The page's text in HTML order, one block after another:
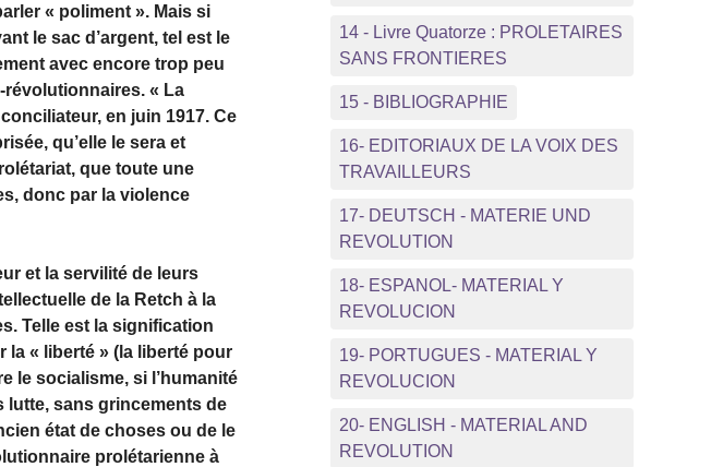
« poliment ». Mais si
le sac d’argent, tel est le
avec encore trop peu
révolutionnaires. « La
en juin 1917. Ce
qu’elle le sera et
que toute une
donc par la violence
et la servilité de leurs
de la Retch à la
Telle est la signification
« liberté » (la liberté pour
le socialisme, si l’humanité
lutte, sans grincements de
état de choses ou de le
prolétarienne à
14 - Livre Quatorze : PROLETAIRES
SANS FRONTIERES
15 - BIBLIOGRAPHIE
16- EDITORIAUX DE LA VOIX DES
TRAVAILLEURS
17- DEUTSCH - MATERIE UND
REVOLUTION
18- ESPANOL- MATERIAL Y
REVOLUCION
19- PORTUGUES - MATERIAL Y
REVOLUCION
20- ENGLISH - MATERIAL AND
REVOLUTION